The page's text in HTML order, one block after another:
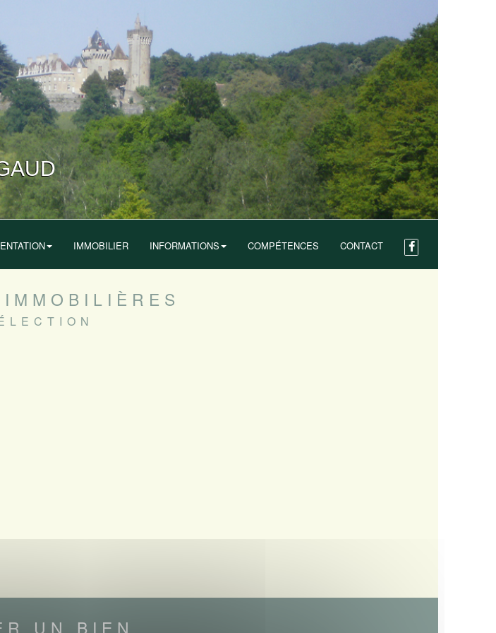
IMMOBILIER INFORMATIONS COMPÉTENCES CONTACT
UN BIEN